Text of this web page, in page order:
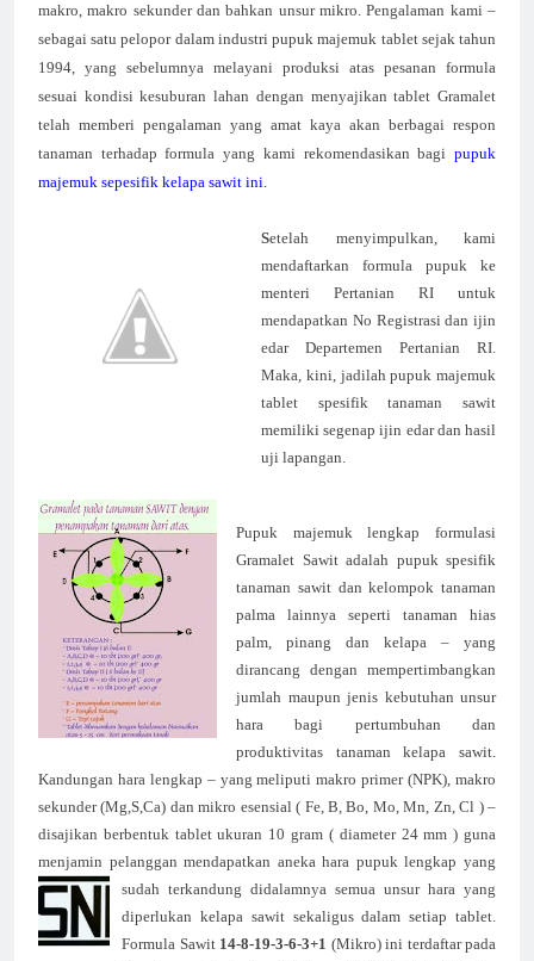
makro, makro sekunder dan bahkan unsur mikro. Pengalaman kami –
sebagai satu pelopor dalam industri pupuk majemuk tablet sejak tahun
1994, yang sebelumnya melayani produksi atas pesanan formula
sesuai kondisi kesuburan lahan dengan menyajikan tablet Gramalet
telah memberi pengalaman yang amat kaya akan berbagai respon
tanaman terhadap formula yang kami rekomendasikan bagi pupuk
majemuk sepesifik kelapa sawit ini.
Setelah menyimpulkan, kami
mendaftarkan formula pupuk ke
menteri Pertanian RI untuk
mendapatkan No Registrasi dan ijin
edar Departemen Pertanian RI.
Maka, kini, jadilah pupuk majemuk
tablet spesifik tanaman sawit
memiliki segenap ijin edar dan hasil
uji lapangan.
Pupuk majemuk lengkap formulasi
Gramalet Sawit adalah pupuk spesifik
tanaman sawit dan kelompok tanaman
palma lainnya seperti tanaman hias
palm, pinang dan kelapa – yang
dirancang dengan mempertimbangkan
jumlah maupun jenis kebutuhan unsur
hara bagi pertumbuhan dan
produktivitas tanaman kelapa sawit.
Kandungan hara lengkap – yang meliputi makro primer (NPK), makro
sekunder (Mg,S,Ca) dan mikro esensial ( Fe, B, Bo, Mo, Mn, Zn, Cl ) –
disajikan berbentuk tablet ukuran 10 gram ( diameter 24 mm ) guna
menjamin pelanggan mendapatkan aneka hara pupuk lengkap yang
sudah terkandung didalamnya semua unsur hara yang
diperlukan kelapa sawit sekaligus dalam setiap tablet.
Formula Sawit 14-8-19-3-6-3+1 (Mikro) ini terdaftar pada